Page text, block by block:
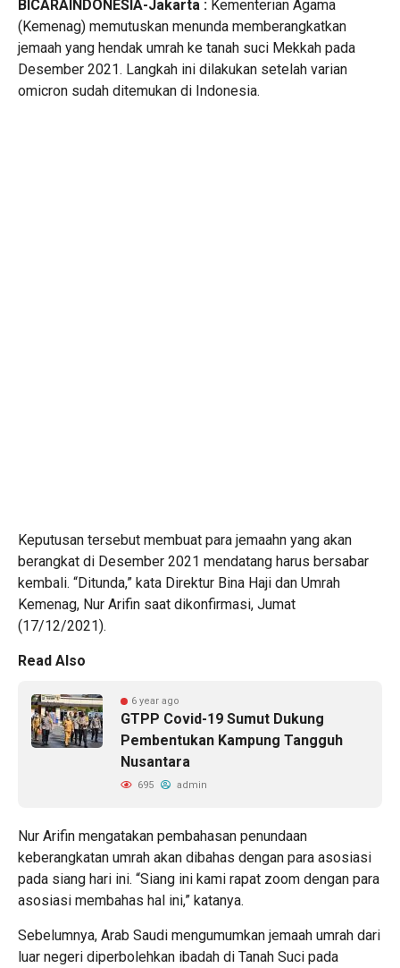
BICARAINDONESIA-Jakarta : Kementerian Agama
(Kemenag) memutuskan menunda memberangkatkan
jemaah yang hendak umrah ke tanah suci Mekkah pada
Desember 2021. Langkah ini dilakukan setelah varian
omicron sudah ditemukan di Indonesia.
Keputusan tersebut membuat para jemaahn yang akan
berangkat di Desember 2021 mendatang harus bersabar
kembali. “Ditunda,” kata Direktur Bina Haji dan Umrah
Kemenag, Nur Arifin saat dikonfirmasi, Jumat
(17/12/2021).
Read Also
6 year ago
GTPP Covid-19 Sumut Dukung
Pembentukan Kampung Tangguh
Nusantara
695 admin
Nur Arifin mengatakan pembahasan penundaan
keberangkatan umrah akan dibahas dengan para asosiasi
pada siang hari ini. “Siang ini kami rapat zoom dengan para
asosiasi membahas hal ini,” katanya.
Sebelumnya, Arab Saudi mengumumkan jemaah umrah dari
luar negeri diperbolehkan ibadah di Tanah Suci pada